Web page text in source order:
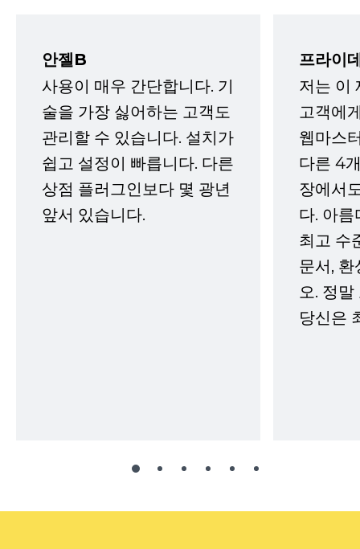
안젤B
사용이 매우 간단합니다. 기
술을 가장 싫어하는 고객도
관리할 수 있습니다. 설치가
쉽고 설정이 빠릅니다. 다른
상점 플러그인보다 몇 광년
앞서 있습니다.
프라이
저는 이
고객에
웹마스
다른 4
장에서
다. 아름
최고 수
문서,
오. 정
당신은